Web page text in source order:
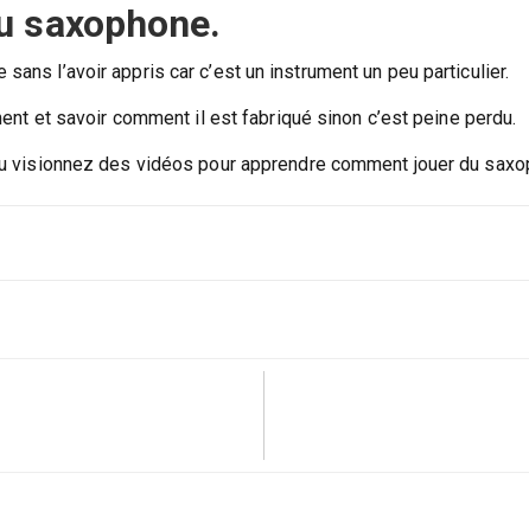
saxophone.
l’avoir appris car c’est un instrument un peu particulier.
et savoir comment il est fabriqué sinon c’est peine perdu.
des vidéos pour apprendre comment jouer du